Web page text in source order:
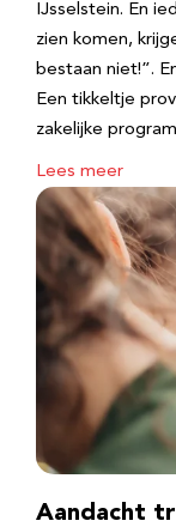
IJsselstein. En
zien komen,
bestaan niet!”.
Een tikkeltje
zakelijke
Lees meer
Aandacht